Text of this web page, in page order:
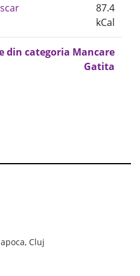
87.4
kCal
din categoria Mancare
Gatita
Cluj